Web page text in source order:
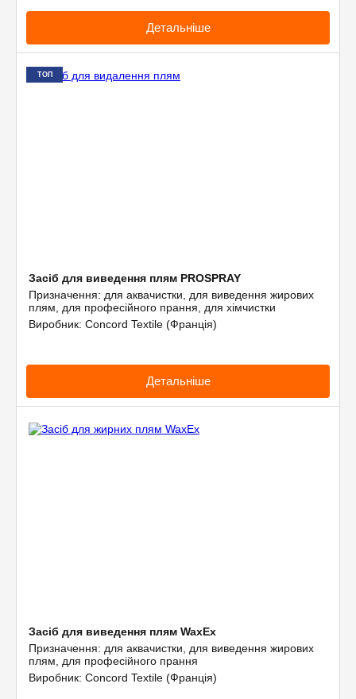
Детальніше
ТОП
Засіб для виведення плям PROSPRAY
Призначення: для аквачистки, для виведення жирових
плям, для професійного прання, для хімчистки
Виробник: Concord Textile (Франція)
Детальніше
Засіб для виведення плям WaxEx
Призначення: для аквачистки, для виведення жирових
плям, для професійного прання
Виробник: Concord Textile (Франція)